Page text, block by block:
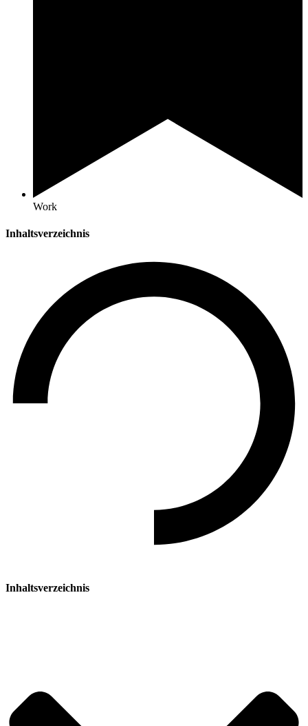
Work
Inhaltsverzeichnis
Inhaltsverzeichnis